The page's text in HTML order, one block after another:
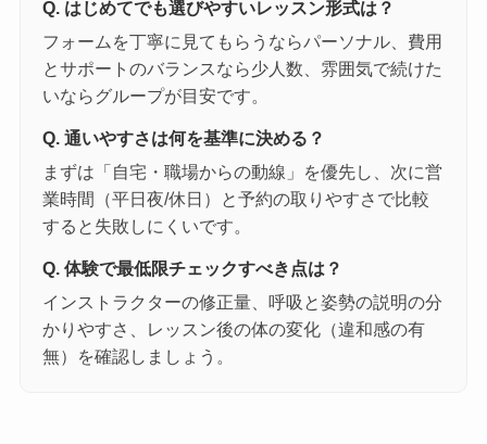
Q. はじめてでも選びやすいレッスン形式は？
フォームを丁寧に見てもらうならパーソナル、費用
とサポートのバランスなら少人数、雰囲気で続けた
いならグループが目安です。
Q. 通いやすさは何を基準に決める？
まずは「自宅・職場からの動線」を優先し、次に営
業時間（平日夜/休日）と予約の取りやすさで比較
すると失敗しにくいです。
Q. 体験で最低限チェックすべき点は？
インストラクターの修正量、呼吸と姿勢の説明の分
かりやすさ、レッスン後の体の変化（違和感の有
無）を確認しましょう。